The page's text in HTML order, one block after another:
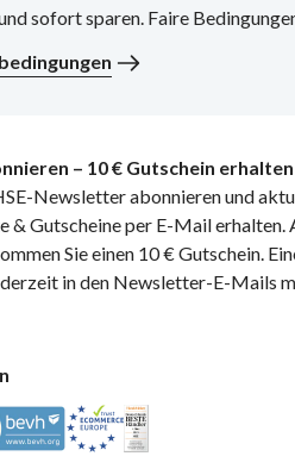
sofort sparen. Faire
– 10 € Gutschein erhalten
Newsletter abonnieren und
& Gutscheine per E-Mail erhalten.
Sie einen 10 € Gutschein.
in den Newsletter-E-Mails